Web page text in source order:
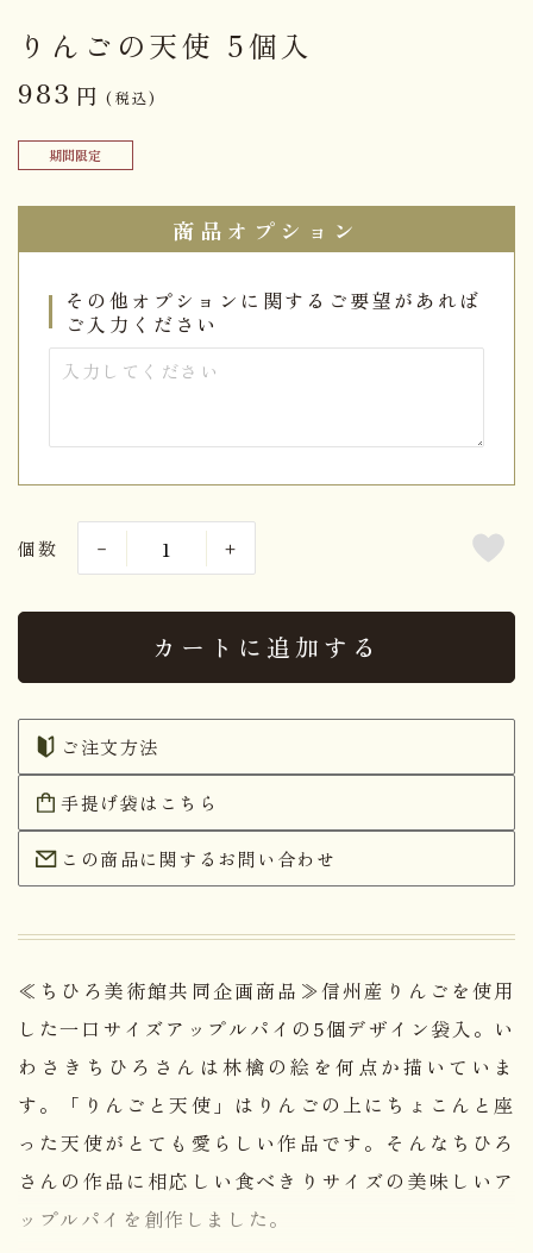
りんごの天使 5個入
983 円 (税込)
期間限定
商品オプション
その他オプションに関するご要望があれば
ご入力ください
個数
カートに追加する
ご注文方法
手提げ袋はこちら
この商品に関するお問い合わせ
≪ちひろ美術館共同企画商品≫信州産りんごを使用
した一口サイズアップルパイの5個デザイン袋入。い
わさきちひろさんは林檎の絵を何点か描いていま
す。「りんごと天使」はりんごの上にちょこんと座
った天使がとても愛らしい作品です。そんなちひろ
さんの作品に相応しい食べきりサイズの美味しいア
ップルパイを創作しました。